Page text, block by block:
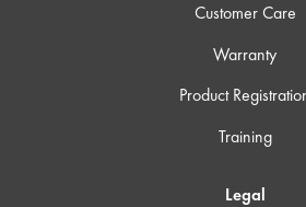
Customer Care
Warranty
Product
Training
Legal